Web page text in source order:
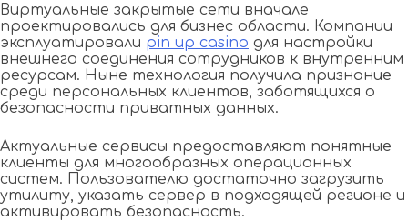
Виртуальные закрытые сети вначале
проектировались для бизнес области. Компании
эксплуатировали pin up casino для настройки
внешнего соединения сотрудников к внутренним
ресурсам. Ныне технология получила признание
среди персональных клиентов, заботящихся о
безопасности приватных данных.
Актуальные сервисы предоставляют понятные
клиенты для многообразных операционных
систем. Пользователю достаточно загрузить
утилиту, указать сервер в подходящей регионе и
активировать безопасность.